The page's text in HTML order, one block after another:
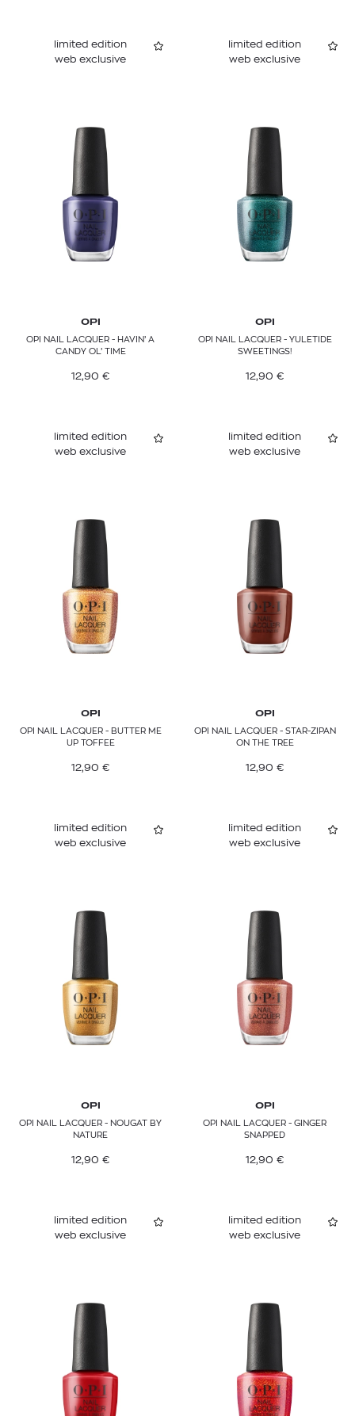
limited edition
web exclusive
OPI
OPI NAIL LACQUER - HAVIN’ A
CANDY OL’ TIME
12,90 €
limited edition
web exclusive
OPI
OPI NAIL LACQUER - YULETIDE
SWEETINGS!
12,90 €
limited edition
web exclusive
OPI
OPI NAIL LACQUER - BUTTER ME
UP TOFFEE
12,90 €
limited edition
web exclusive
OPI
OPI NAIL LACQUER - STAR-ZIPAN
ON THE TREE
12,90 €
limited edition
web exclusive
OPI
OPI NAIL LACQUER - NOUGAT BY
NATURE
12,90 €
limited edition
web exclusive
OPI
OPI NAIL LACQUER - GINGER
SNAPPED
12,90 €
limited edition
web exclusive
limited edition
web exclusive